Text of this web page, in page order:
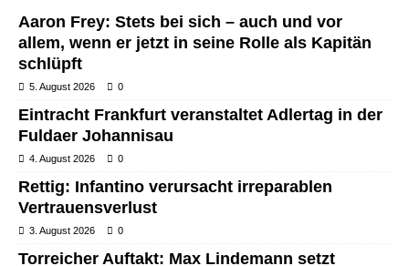
Aaron Frey: Stets bei sich – auch und vor
allem, wenn er jetzt in seine Rolle als Kapitän
schlüpft
5. August 2026 0
Eintracht Frankfurt veranstaltet Adlertag in der
Fuldaer Johannisau
4. August 2026 0
Rettig: Infantino verursacht irreparablen
Vertrauensverlust
3. August 2026 0
Torreicher Auftakt: Max Lindemann setzt